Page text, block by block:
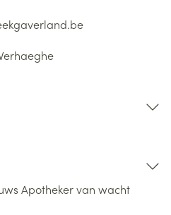
Apotheker van wacht